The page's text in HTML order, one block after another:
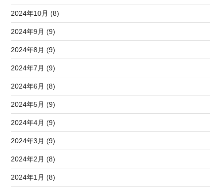
2024年10月 (8)
2024年9月 (9)
2024年8月 (9)
2024年7月 (9)
2024年6月 (8)
2024年5月 (9)
2024年4月 (9)
2024年3月 (9)
2024年2月 (8)
2024年1月 (8)